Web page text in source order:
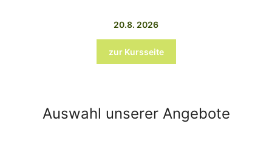
20.8. 2026
zur Kursseite
Auswahl unserer Angebote